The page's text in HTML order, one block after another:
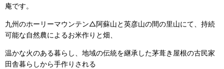
庵です。
九州のホーリーマウンテン△阿蘇山と英彦山の間の里山にて、持続
可能な自然農によるお米作りと畑、
温かな火のある暮らし、地域の伝統を継承した茅葺き屋根の古民家
田舎暮らしから手作りされる